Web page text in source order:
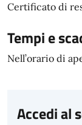
Certificato di
Tempi e
Nell’orario di
Accedi al